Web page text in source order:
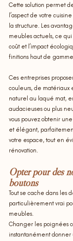
Cette solution permet
l’aspect de votre
la structure. Les
meubles actuels, ce
coût et l’impact
finitions haut de
Ces entreprises
couleurs, de matériaux
naturel au laqué mat,
audacieuses ou plus
vous pouvez obtenir
et élégant,
votre espace, tout en
rénovation.
Opter pour des
boutons
Tout se cache dans les
particulièrement vrai
meubles.
Changer les poignées
instantanément donner